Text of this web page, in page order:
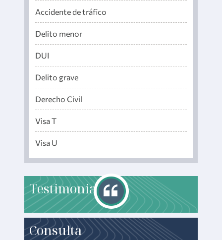
Accidente de tráfico
Delito menor
DUI
Delito grave
Derecho Civil
Visa T
Visa U
Testimonials
Consulta